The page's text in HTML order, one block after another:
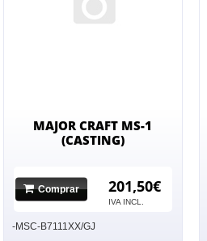
No hay imagen
MAJOR CRAFT MS-1
(CASTING)
Comprar 201,50€
IVA INCL.
-MSC-B7111XX/GJ